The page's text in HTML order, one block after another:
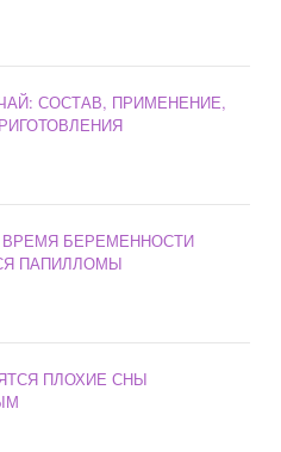
СОСТАВ, ПРИМЕНЕНИЕ,
БЕРЕМЕННОСТИ
ПАПИЛЛОМЫ
ПЛОХИЕ СНЫ